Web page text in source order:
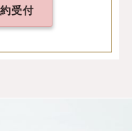
受付